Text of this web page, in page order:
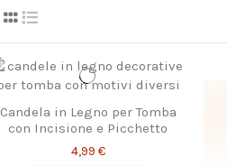
Candela in Legno per Tomba
con Incisione e Picchetto
4,99 €